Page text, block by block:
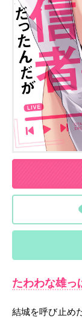
たわわな雄っ
結城を呼び止め